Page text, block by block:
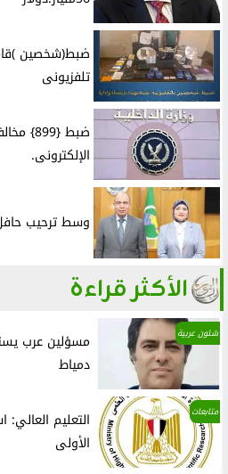
ضبط(شخصين
تلفزيونى
ضبط
الإلكترونى.
وسط ترحيب
الأكثر قراءة
شئون عربية
مسؤلين عرب
دمياط
متابعات
التعليم العالي:
الأولى